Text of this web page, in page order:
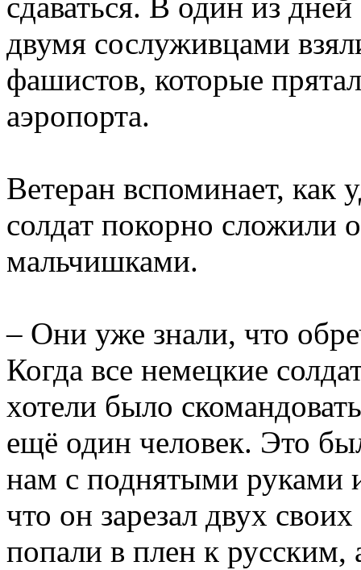
сдаваться. В один из
двумя сослуживцами
фашистов, которые
аэропорта.
Ветеран вспоминает, как
солдат покорно сложили
мальчишками.
– Они уже знали, что
Когда все немецкие
хотели было
ещё один человек. Это
нам с поднятыми руками
что он зарезал двух
попали в плен к русским,